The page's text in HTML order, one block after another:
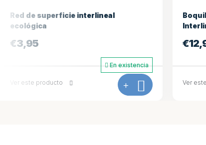
Boquilla triangular para aspiradora
Interline
€12,95
En existencia
Ver este producto +
€
Ver